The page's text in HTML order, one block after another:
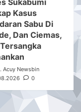
Kasus
Sabu Di
Dan Ciemas,
Acuy Newsbin
0